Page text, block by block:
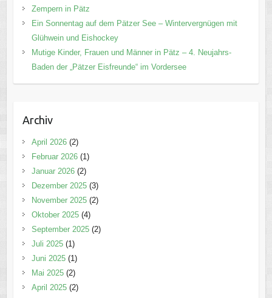
Zempern in Pätz
Ein Sonnentag auf dem Pätzer See – Wintervergnügen mit
Glühwein und Eishockey
Mutige Kinder, Frauen und Männer in Pätz – 4. Neujahrs-
Baden der „Pätzer Eisfreunde“ im Vordersee
Archiv
April 2026(2)
Februar 2026(1)
Januar 2026(2)
Dezember 2025(3)
November 2025(2)
Oktober 2025(4)
September 2025(2)
Juli 2025(1)
Juni 2025(1)
Mai 2025(2)
April 2025(2)